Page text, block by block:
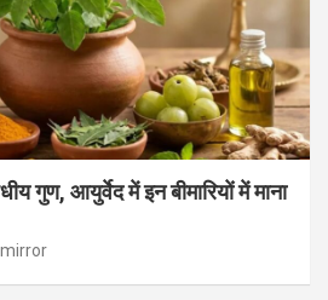
गुण, आयुर्वेद में इन बीमारियों में माना